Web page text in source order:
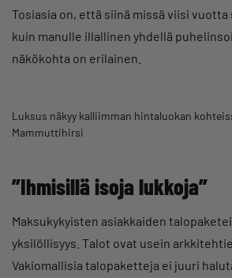
Tosiasia on, että siinä missä viisi
kuin manulle illallinen yhdellä
näkökohta on erilainen.
Luksus näkyy kalliimman hintaluokan
Mammuttihirsi
”Ihmisillä isoja lukkoja”
Maksukykyisten asiakkaiden
yksilöllisyys. Talot ovat usein
Vakiomallisia talopaketteja ei juuri